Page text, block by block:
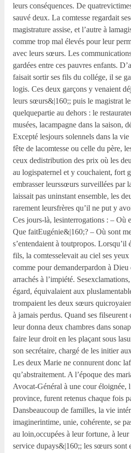
leurs conséquences. De
sauvé deux. La comtesse regardait
magistrature assise, et l’autre à
comme trop mal élevés pour leur
avec leurs sœurs. Les
gardées entre ces pauvres enfants.
faisait sortir ses fils du collége, il se
logis. Ces deux garçons y venaient
leurs sœurs&|160;; puis le magistrat
quelquepartie au dehors : le
musées, lacampagne dans la saison,
Excepté lesjours solennels dans la
fête de lacomtesse ou celle du père,
ceux dedistribution des prix où les
au logispaternel et y couchaient, fort
embrasser leurssœurs surveillées par
laissait pas uninstant ensemble, les
rarement leursfrères qu’il ne put y
Ces jours-là, lesinterrogations : – Où
Que faitEugénie&|160;? – Où sont
s’entendaient à toutpropos. Lorsqu’il
fils, la comtesselevait au ciel ses
comme pour demanderpardon à Dieu
arrachés à l’impiété.
égard, équivalaient aux
trompaient les deux sœurs
à jamais perdus. Quand ses
leur donna deux chambres dans
faire leur droit en les plaçant sous
son secrétaire, chargé de les initier
Les deux Marie ne connurent donc
qu’abstraitement. A l’époque des
Avocat-Général à une cour éloignée,
province, furent retenus chaque fois
Dansbeaucoup de familles, la vie
imaginerintime, unie, cohérente, se
au loin,occupées à leur fortune, à
service dupays&|160;; les sœurs sont